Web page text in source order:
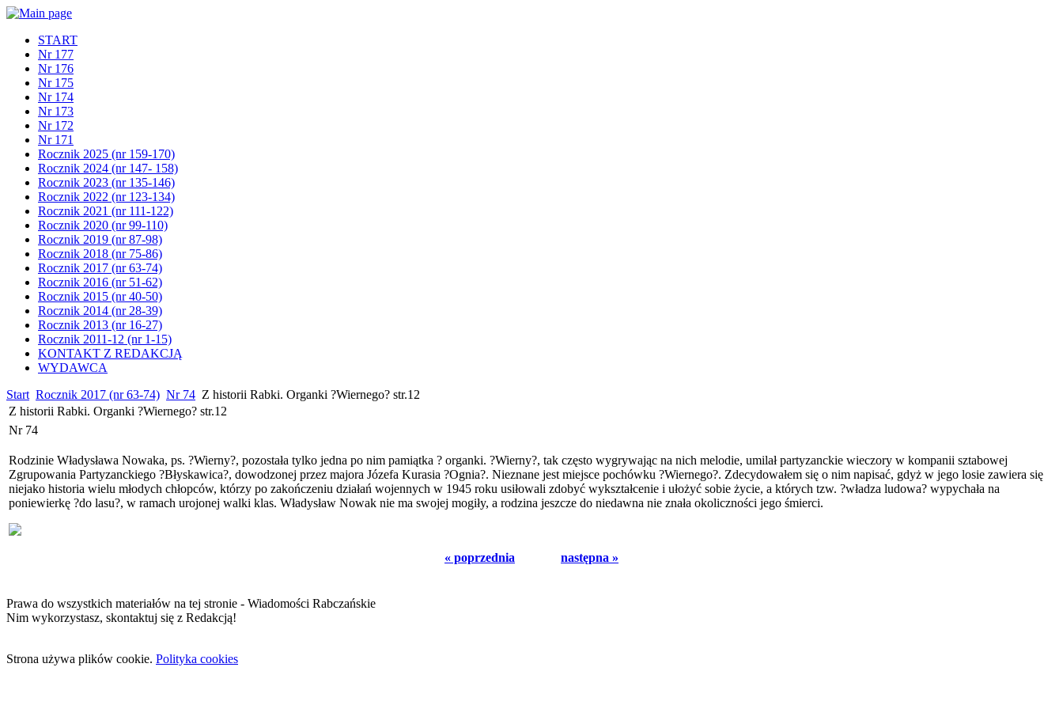
START
Nr 177
Nr 176
Nr 175
Nr 174
Nr 173
Nr 172
Nr 171
Rocznik 2025 (nr 159-170)
Rocznik 2024 (nr 147- 158)
Rocznik 2023 (nr 135-146)
Rocznik 2022 (nr 123-134)
Rocznik 2021 (nr 111-122)
Rocznik 2020 (nr 99-110)
Rocznik 2019 (nr 87-98)
Rocznik 2018 (nr 75-86)
Rocznik 2017 (nr 63-74)
Rocznik 2016 (nr 51-62)
Rocznik 2015 (nr 40-50)
Rocznik 2014 (nr 28-39)
Rocznik 2013 (nr 16-27)
Rocznik 2011-12 (nr 1-15)
KONTAKT Z REDAKCJĄ
WYDAWCA
Start Rocznik 2017 (nr 63-74) Nr 74 Z historii Rabki. Organki ?Wiernego? str.12
Z historii Rabki. Organki ?Wiernego? str.12
Nr 74
Rodzinie Władysława Nowaka, ps. ?Wierny?, pozostała tylko jedna po nim pamiątka ? organki. ?Wierny?, tak często wygrywając na nich melodie, umilał partyzanckie wieczory w kompanii sztabowej
Zgrupowania Partyzanckiego ?Błyskawica?, dowodzonej przez majora Józefa Kurasia ?Ognia?. Nieznane jest miejsce pochówku ?Wiernego?. Zdecydowałem się o nim napisać, gdyż w jego losie zawiera się
niejako historia wielu młodych chłopców, którzy po zakończeniu działań wojennych w 1945 roku usiłowali zdobyć wykształcenie i ułożyć sobie życie, a których tzw. ?władza ludowa? wypychała na
poniewierkę ?do lasu?, w ramach urojonej walki klas. Władysław Nowak nie ma swojej mogiły, a rodzina jeszcze do niedawna nie znała okoliczności jego śmierci.
« poprzednia następna »
Prawa do wszystkich materiałów na tej stronie - Wiadomości Rabczańskie
Nim wykorzystasz, skontaktuj się z Redakcją!
Strona używa plików cookie. Polityka cookies